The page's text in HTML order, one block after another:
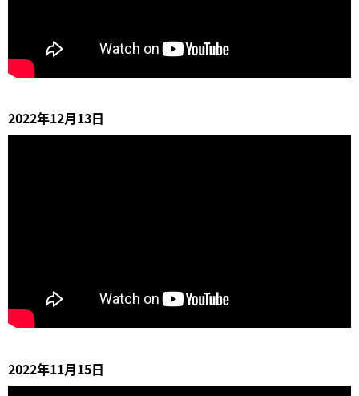
2022年12月13日
2022年11月15日